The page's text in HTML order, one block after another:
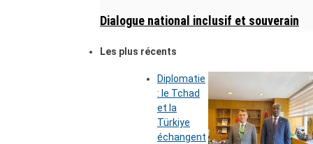
Dialogue national inclusif et souverain
Les plus récents
Diplomatie
: le Tchad
et la
Türkiye
échangent